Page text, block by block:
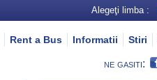
Alegeţi limba :
Rent a Bus Informatii Stiri
ne gasiti: